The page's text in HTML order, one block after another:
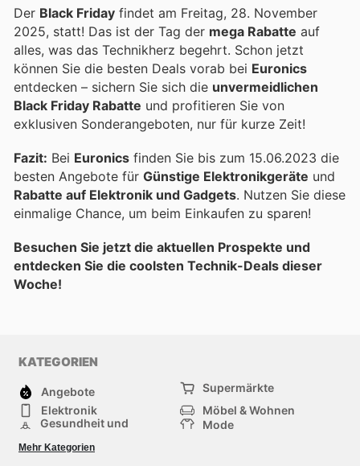
Der Black Friday findet am Freitag, 28. November
2025, statt! Das ist der Tag der mega Rabatte auf
alles, was das Technikherz begehrt. Schon jetzt
können Sie die besten Deals vorab bei Euronics
entdecken – sichern Sie sich die unvermeidlichen
Black Friday Rabatte und profitieren Sie von
exklusiven Sonderangeboten, nur für kurze Zeit!
Fazit: Bei Euronics finden Sie bis zum 15.06.2023 die
besten Angebote für Günstige Elektronikgeräte und
Rabatte auf Elektronik und Gadgets. Nutzen Sie diese
einmalige Chance, um beim Einkaufen zu sparen!
Besuchen Sie jetzt die aktuellen Prospekte und
entdecken Sie die coolsten Technik-Deals dieser
Woche!
KATEGORIEN
Angebote
Supermärkte
Elektronik
Möbel & Wohnen
Gesundheit und
Mode
Sportartikel und
Sportbekleidung
Mehr Kategorien